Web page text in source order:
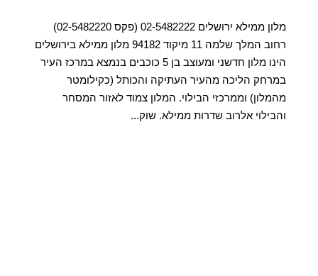
מלון ממילא ירושלים 02-5482222 (פקס 02-5482220)
רחוב המלך שלמה 11 מיקוד 94182 מלון ממילא בירושלים
הינו מלון חדשני ומעוצב בן 5 כוכבים בנמצא במרכז העיר
במרחק הליכה מהעיר העתיקה והכותל (כקילומטר
מהמלון) וממרכזי הבילוי. המלון צמוד לאזור המסחר
והבילוי אלרוב שדרות ממילא. שוק...